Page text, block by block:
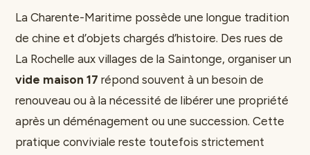
La Charente-Maritime possède une longue tradition
de chine et d’objets chargés d’histoire. Des rues de
La Rochelle aux villages de la Saintonge, organiser un
vide maison 17 répond souvent à un besoin de
renouveau ou à la nécessité de libérer une propriété
après un déménagement ou une succession. Cette
pratique conviviale reste toutefois strictement